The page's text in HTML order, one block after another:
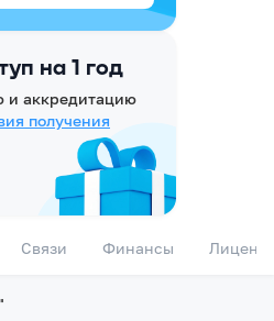
на 1 год
и аккредитацию
получения
Связи Финансы